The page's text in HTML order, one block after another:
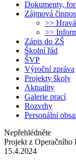
Dokumenty,
Zájmová
>>
>>
Zápis do ZŠ
Školní řád
ŠVP
Výroční zpráva
Projekty školy
Aktuality
Galerie prací
Rozvrhy
Personální
Nepřehlédněte
Projekt z Operačního
15.4.2024